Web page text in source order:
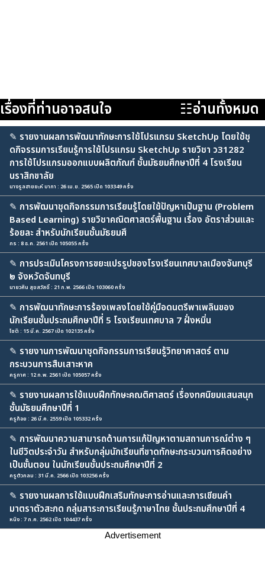
เรื่องที่ท่านอาจสนใจ ☷อ่านทั้งหมด
✎ รายงานผลการพัฒนาทักษะการใช้โปรแกรม SketchUp โดยใช้ชุ
ดกิจรรมการเรียนรู้การใช้โปรแกรม SketchUp รายวิชา ว31282
การใช้โปรแกรมออกแบบผลิตภัณฑ์ ชั้นมัธยมศึกษาปีที่ 4 โรงเรียน
นราสิกขาลัย
นางรูลฮายยะห์ บากา : 26 เม.ย. 2565 เปิด 103349 ครั้ง
✎ การพัฒนาชุดกิจกรรมการเรียนรู้โดยใช้ปัญหาเป็นฐาน (Problem
Based Learning) รายวิชาคณิตศาสตร์พื้นฐาน เรื่อง อัตราส่วนและ
ร้อยละ สำหรับนักเรียนชั้นมัธยมศึ
กร : 8 ธ.ค. 2561 เปิด 105055 ครั้ง
✎ การประเมินโครงการขยะแปรรูปของโรงเรียนเทศบาลเมืองจันทบุรี
๒ จังหวัดจันทบุรี
นายวศิน สุขสวัสดิ์ : 21 ก.พ. 2566 เปิด 103060 ครั้ง
✎ การพัฒนาทักษะการร้องเพลงโดยใช้คู่มือดนตรีพาเพลินของ
นักเรียนชั้นประถมศึกษาปีที่ 5 โรงเรียนเทศบาล 7 ฝั่งหมิ่น
โชติ : 15 มี.ค. 2567 เปิด 102135 ครั้ง
✎ รายงานการพัฒนาชุดกิจกรรมการเรียนรู้วิทยาศาสตร์ ตาม
กระบวนการสืบเสาะหาค
ครูกาศ : 12 ก.พ. 2561 เปิด 105057 ครั้ง
✎ รายงานผลการใช้แบบฝึกทักษะคณติศาสตร์ เรื่องทศนิยมแสนสนุก
ชั้นมัธยมศึกษาปีที่ 1
ครูก้อย : 26 มี.ค. 2559 เปิด 105332 ครั้ง
✎ การพัฒนาความสามารถด้านการแก้ปัญหาตามสถานการณ์ต่าง ๆ
ในชีวิตประจำวัน สำหรับกลุ่มนักเรียนที่ขาดทักษะกระบวนการคิดอย่าง
เป็นขั้นตอน ในนักเรียนชั้นประถมศึกษาปีที่ 2
ครูตัวกลม : 31 มี.ค. 2566 เปิด 103256 ครั้ง
✎ รายงานผลการใช้แบบฝึกเสริมทักษะการอ่านและการเขียนคำ
มาตราตัวสะกด กลุ่มสาระการเรียนรู้ภาษาไทย ชั้นประถมศึกษาปีที่ 4
หนิง : 7 ก.ค. 2562 เปิด 104437 ครั้ง
Advertisement